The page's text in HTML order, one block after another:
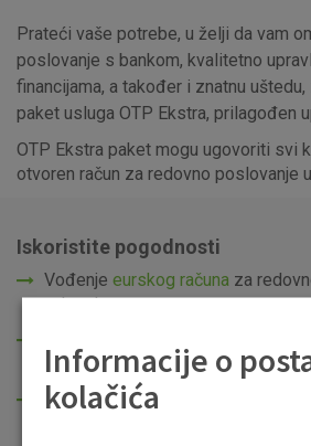
Prateći vaše potrebe, u želji da vam
poslovanje s bankom, kvalitetno
financijama, a također i znatnu
paket usluga OTP Ekstra, prilagođen
OTP Ekstra paket mogu ugovoriti svi
otvoren račun za redovno poslovanje
Iskoristite pogodnosti
Vođenje eurskog računa za
naknade
naknade za korištenje tri tokena i
OTP m-business mobilno
Informacije o
kolačića